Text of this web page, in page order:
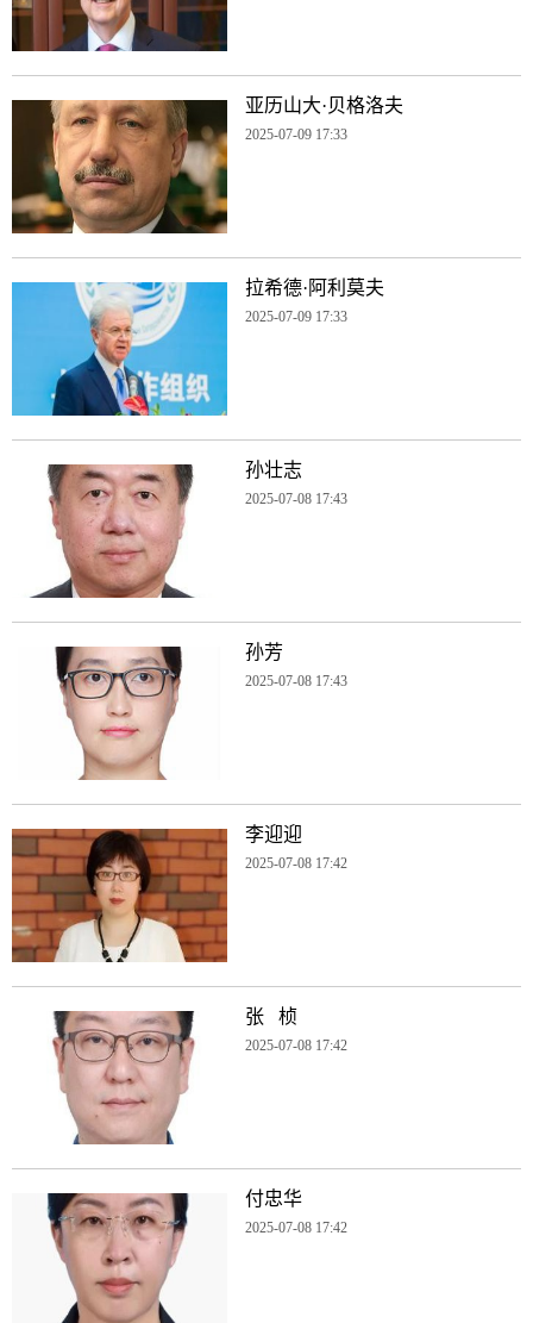
亚历山大·贝格洛夫
2025-07-09 17:33
拉希德·阿利莫夫
2025-07-09 17:33
孙壮志
2025-07-08 17:43
孙芳
2025-07-08 17:43
李迎迎
2025-07-08 17:42
张 桢
2025-07-08 17:42
付忠华
2025-07-08 17:42